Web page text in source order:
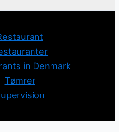
in Denmark
Tømrer